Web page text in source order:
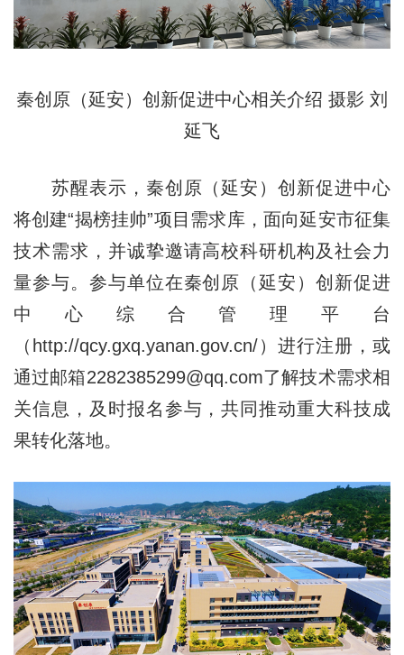
秦创原（延安）创新促进中心相关介绍 摄影 刘
延飞
苏醒表示，秦创原（延安）创新促进中心
将创建“揭榜挂帅”项目需求库，面向延安市征集
技术需求，并诚挚邀请高校科研机构及社会力
量参与。参与单位在秦创原（延安）创新促进
中心综合管理平台
（http://qcy.gxq.yanan.gov.cn/）进行注册，或
通过邮箱2282385299@qq.com了解技术需求相
关信息，及时报名参与，共同推动重大科技成
果转化落地。